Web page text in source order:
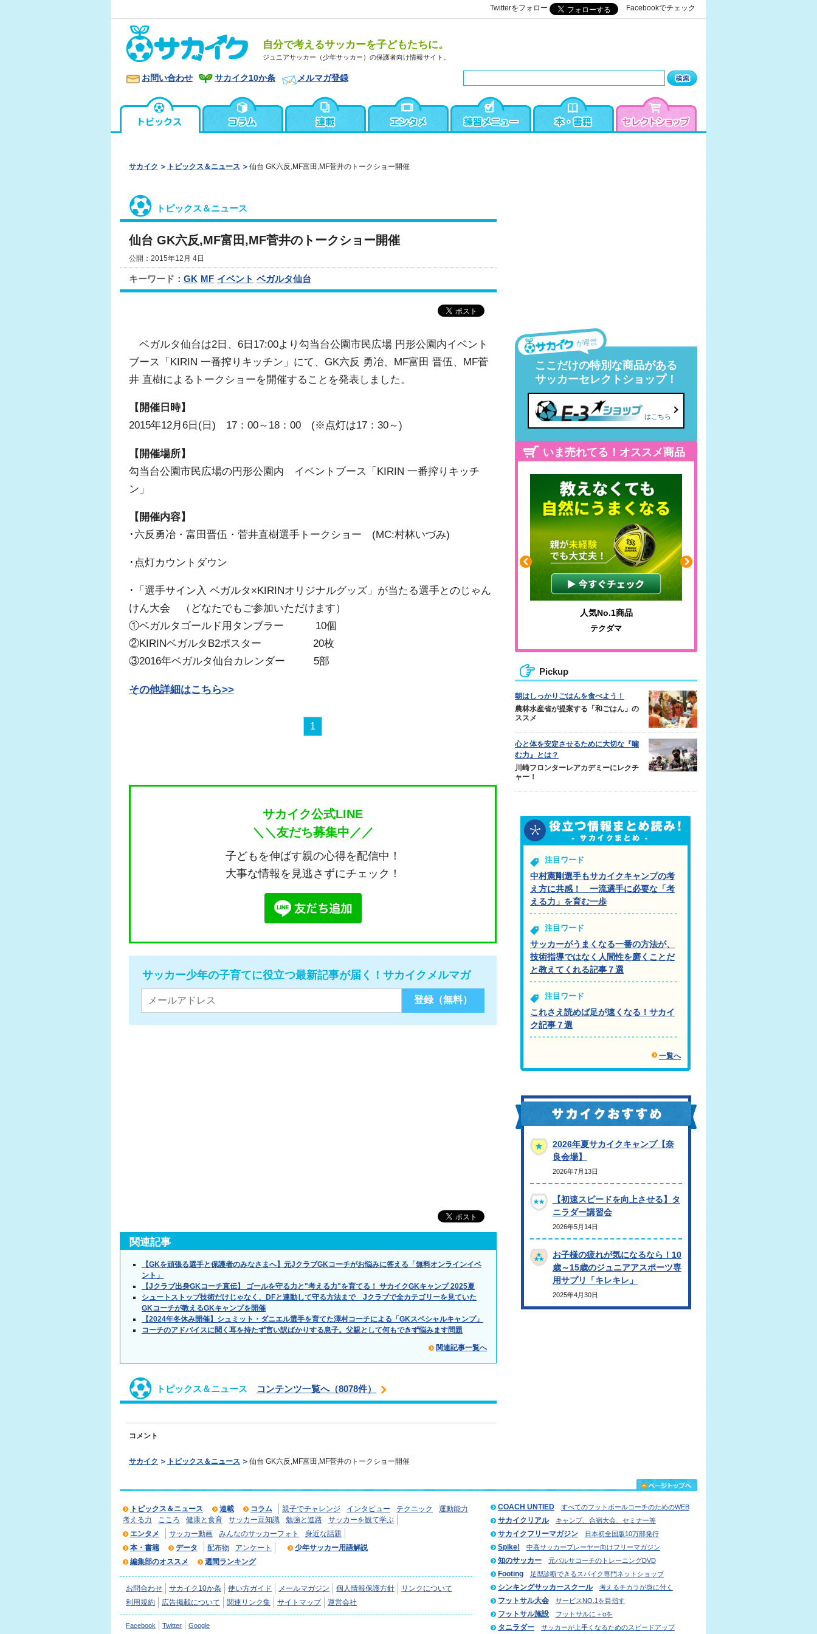
Twitterをフォロー Facebookでチェック
自分で考えるサッカーを子どもたちに。
ジュニアサッカー（少年サッカー）の保護者向け情報サイト。
お問い合わせ サカイク10か条 メルマガ登録
サカイク トピックス＆ニュース 仙台 GK六反,MF富田,MF菅井のトークショー開催
トピックス＆ニュース
仙台 GK六反,MF富田,MF菅井のトークショー開催
公開：2015年12月 4日
キーワード： GK MF イベント ベガルタ仙台
ベガルタ仙台は2日、6日17:00より勾当台公園市民広場 円形公園内イベント
ブース「KIRIN 一番搾りキッチン」にて、GK六反 勇冶、MF富田 晋伍、MF菅
井 直樹によるトークショーを開催することを発表しました。
【開催日時】
2015年12月6日(日) 17：00～18：00 (※点灯は17：30～)
【開催場所】
勾当台公園市民広場の円形公園内 イベントブース「KIRIN 一番搾りキッチ
ン」
【開催内容】
･六反勇冶・富田晋伍・菅井直樹選手トークショー (MC:村林いづみ)
･点灯カウントダウン
･「選手サイン入 ベガルタ×KIRINオリジナルグッズ」が当たる選手とのじゃん
けん大会 （どなたでもご参加いただけます）
①ベガルタゴールド用タンブラー 10個
②KIRINベガルタB2ポスター 20枚
③2016年ベガルタ仙台カレンダー 5部
その他詳細はこちら>>
1
サカイク公式LINE
＼＼友だち募集中／／
子どもを伸ばす親の心得を配信中！
大事な情報を見逃さずにチェック！
サッカー少年の子育てに役立つ最新記事が届く！サカイクメルマガ
関連記事
【GKを頑張る選手と保護者のみなさまへ】元JクラブGKコーチがお悩みに答える「無料オンラインイベ
ント」
【Jクラブ出身GKコーチ直伝】 ゴールを守る力と"考える力"を育てる！ サカイクGKキャンプ 2025夏
シュートストップ技術だけじゃなく、DFと連動して守る方法まで Jクラブで全カテゴリーを見ていた
GKコーチが教えるGKキャンプを開催
【2024年冬休み開催】シュミット・ダニエル選手を育てた澤村コーチによる「GKスペシャルキャンプ」
コーチのアドバイスに聞く耳を持たず言い訳ばかりする息子。父親として何もできず悩みます問題
関連記事一覧へ
トピックス＆ニュース コンテンツ一覧へ（8078件）
コメント
サカイク トピックス＆ニュース 仙台 GK六反,MF富田,MF菅井のトークショー開催
が運営
ここだけの特別な商品がある
サッカーセレクトショップ！
はこちら
いま売れてる！オススメ商品
人気No.1商品
テクダマ
Pickup
朝はしっかりごはんを食べよう！
農林水産省が提案する「和ごはん」の
ススメ
心と体を安定させるために大切な『噛
む力』とは？
川崎フロンターレアカデミーにレクチ
ャー！
注目ワード
中村憲剛選手もサカイクキャンプの考
え方に共感！ 一流選手に必要な「考
える力」を育む一歩
注目ワード
サッカーがうまくなる一番の方法が、
技術指導ではなく人間性を磨くことだ
と教えてくれる記事７選
注目ワード
これさえ読めば足が速くなる！サカイ
ク記事７選
一覧へ
2026年夏サカイクキャンプ【奈
良会場】
2026年7月13日
【初速スピードを向上させる】タ
ニラダー講習会
2026年5月14日
お子様の疲れが気になるなら！10
歳～15歳のジュニアアスポーツ専
用サプリ「キレキレ」
2025年4月30日
トピックス＆ニュース 連載 コラム 親子でチャレンジ インタビュー テクニック
運動能力
考える力
こころ 健康と食育 サッカー豆知識 勉強と進路
サッカーを観て学ぶ
エンタメ
サッカー動画 みんなのサッカーフォト
身近な話題
本・書籍
データ 配布物 アンケート
少年サッカー用語解説
編集部のオススメ
週間ランキング
お問合わせ サカイク10か条 使い方ガイド メールマガジン 個人情報保護方針
リンクについて
利用規約
広告掲載について 関連リンク集 サイトマップ 運営会社
Facebook Twitter Google
COACH UNTIED すべてのフットボールコーチのためのWEB
サカイクリアル キャンプ、合宿大会、セミナー等
サカイクフリーマガジン 日本初全国版10万部発行
Spike! 中高サッカープレーヤー向けフリーマガジン
知のサッカー 元バルサコーチのトレーニングDVD
Footing 足型診断できるスパイク専門ネットショップ
シンキングサッカースクール 考えるチカラが身に付く
フットサル大会 サービスNO.1を目指す
フットサル施設 フットサルに＋αを
タニラダー サッカーが上手くなるためのスピードアップ